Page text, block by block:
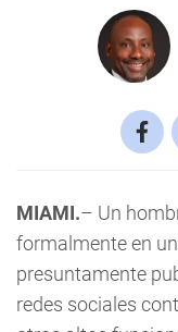
MIAMI.– Un
formalmente en
presuntamente
redes sociales